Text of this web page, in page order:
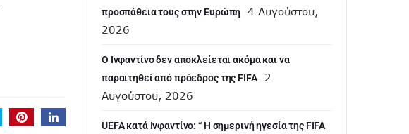
προσπάθεια τους στην Ευρώπη
4 Αυγούστου,
2026
Ο Ινφαντίνο δεν αποκλείεται ακόμα και να
παραιτηθεί από πρόεδρος της FIFA
2
Αυγούστου, 2026
UEFA κατά Ινφαντίνο: “ H σημερινή ηγεσία της FIFA